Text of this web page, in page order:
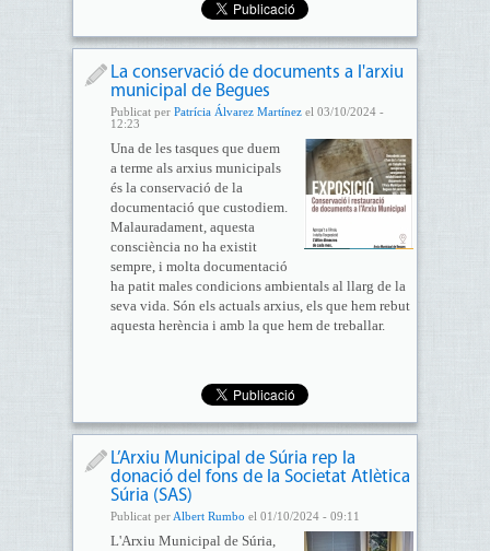
La conservació de documents a l'arxiu
municipal de Begues
Publicat per Patrícia Álvarez Martínezel 03/10/2024 -
12:23
Una de les tasques que duem
a terme als arxius municipals
és la conservació de la
documentació que custodiem.
Malauradament, aquesta
consciència no ha existit
sempre, i molta documentació
ha patit males condicions ambientals al llarg de la
seva vida. Són els actuals arxius, els que hem rebut
aquesta herència i amb la que hem de treballar.
L’Arxiu Municipal de Súria rep la
donació del fons de la Societat Atlètica
Súria (SAS)
Publicat per Albert Rumbo el 01/10/2024 - 09:11
L'Arxiu Municipal de Súria,